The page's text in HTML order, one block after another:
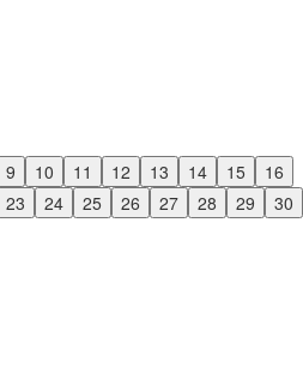
9 10 11 12 13 14 15
16
23 24 25 26 27 28 29
30